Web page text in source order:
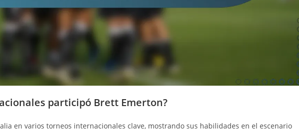
participó Brett Emerton?
en varios torneos internacionales clave, mostrando sus habilidades en el escenario